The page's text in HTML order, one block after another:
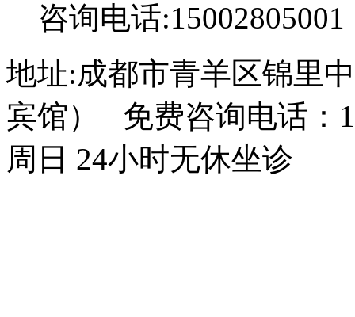
咨询电话:15002805001
地址:成都市青羊区锦里
宾馆） 免费咨询电话：
周日 24小时无休坐诊